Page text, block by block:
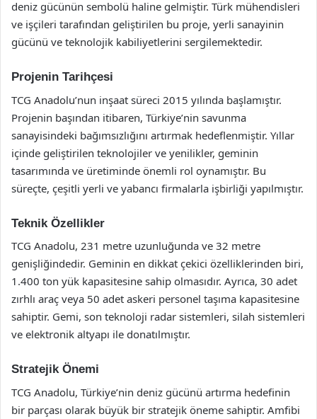
deniz gücünün sembolü haline gelmiştir. Türk mühendisleri
ve işçileri tarafından geliştirilen bu proje, yerli sanayinin
gücünü ve teknolojik kabiliyetlerini sergilemektedir.
Projenin Tarihçesi
TCG Anadolu’nun inşaat süreci 2015 yılında başlamıştır.
Projenin başından itibaren, Türkiye’nin savunma
sanayisindeki bağımsızlığını artırmak hedeflenmiştir. Yıllar
içinde geliştirilen teknolojiler ve yenilikler, geminin
tasarımında ve üretiminde önemli rol oynamıştır. Bu
süreçte, çeşitli yerli ve yabancı firmalarla işbirliği yapılmıştır.
Teknik Özellikler
TCG Anadolu, 231 metre uzunluğunda ve 32 metre
genişliğindedir. Geminin en dikkat çekici özelliklerinden biri,
1.400 ton yük kapasitesine sahip olmasıdır. Ayrıca, 30 adet
zırhlı araç veya 50 adet askeri personel taşıma kapasitesine
sahiptir. Gemi, son teknoloji radar sistemleri, silah sistemleri
ve elektronik altyapı ile donatılmıştır.
Stratejik Önemi
TCG Anadolu, Türkiye’nin deniz gücünü artırma hedefinin
bir parçası olarak büyük bir stratejik öneme sahiptir. Amfibi